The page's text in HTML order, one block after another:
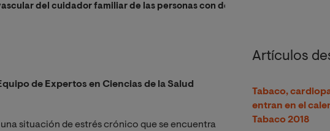
del cuidador familiar de las personas con demencia: ¿Es solo una
de Expertos en Ciencias de la Salud
situación de estrés crónico que se encuentra
Artículos
Tabaco,
entran en el
Tabaco 2018